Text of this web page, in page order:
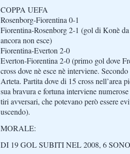
COPPA UEFA
Rosenborg-Fiorentina 0-1
Fiorentina-Rosenborg 2-1 (gol di Konè
ancora non esce)
Fiorentina-Everton 2-0
Everton-Fiorentina 2-0 (primo gol dove
cross dove nè esce nè interviene.
Arteta. Partita dove di 15 cross nell’area
sua bravura e fortuna interviene
tiri avversari, che potevano però essere
uscendo).
MORALE:
DI 19 GOL SUBITI NEL 2008, 6